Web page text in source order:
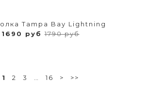
Tampa Bay Lightning
1690 руб1790 руб
1 2 3 16 > >>